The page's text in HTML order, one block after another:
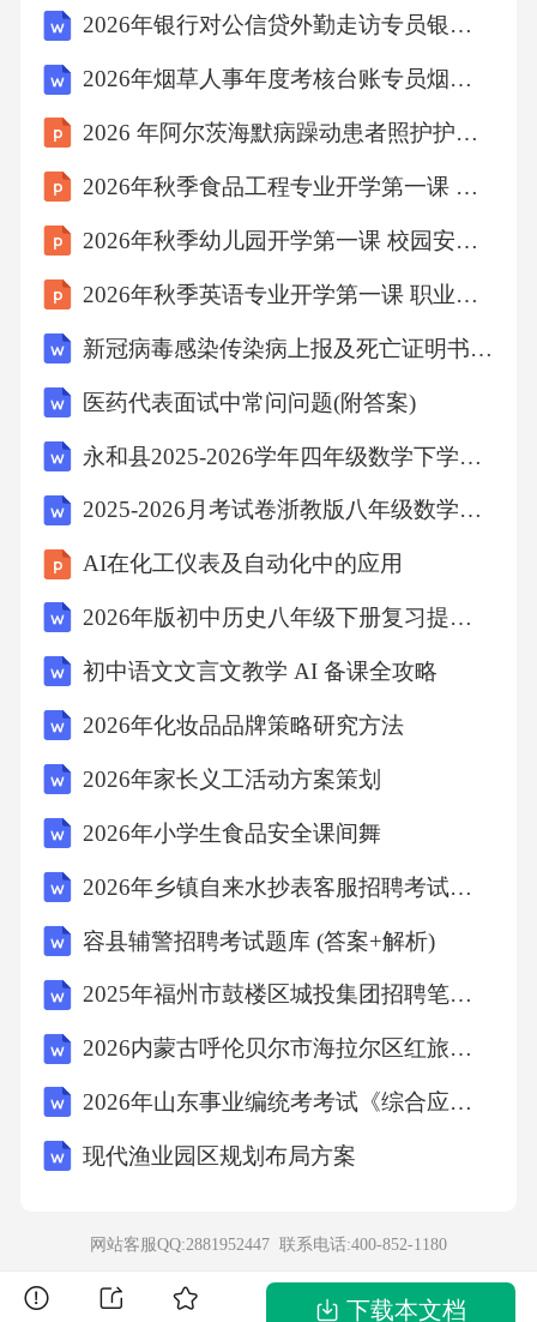
长的绳子围成一个长方形，长方形的周长是80
的周长也是80厘米，再根据正方形的边长＝周
长÷4，解答即可。【解答】解：用一根80厘米
长的绳子围成一个长方形，长方形的周长是80
厘米，80÷4＝20（厘米）答：用一根80厘米长
米，如果用它围成一个正方形，正方形的边长
是20厘米。故答案为：80、20。【点评】此题
考查了长方形、正方形的周长公式的灵活应
用。4、两【分析】被除数最高位小于除数8，
不够除，所以商是两位数。【详解】658÷8中，
6＜8；所以商是两位数。【点睛】三位数除以
一位数，被除数最高位上的数大于或等于除
数，所得的商是三位数，否则是两位数。5、16
后代入数据解决问题。【详解】4×4=16（分
米）答：它的周长是16分米。故答案为16分米
6、【分析】分母是分子的6倍，则分母比分子
多分子的5倍。根据题意可知，分母比分子多1
0，则分子的5倍是10，分子是10÷5＝2。进而求
出分母，写出这个分数。【详解】10÷（6－1）
＝10÷5＝22×6＝12则这个分数是。【点睛】抓
住多几倍与多的数值之间的对应关系是解决本
厘米的小正方形拼成一个正方形时周长最短，
这是正方形的边长为4厘米，周长为4×4＝16厘
米。【详解】用16个边长是1厘米的小正方形拼
短，周长是16厘米。【点睛】拼成正方形的周
2026年银行对公信贷外勤走访专员银行招聘考试笔试试题（含答案）
2026年烟草人事年度考核台账专员烟草公司招聘考试笔试试题（含答案）
2026 年阿尔茨海默病躁动患者照护护理方案
2026年秋季食品工程专业开学第一课 专业精神与文化传承讲座方案
2026年秋季幼儿园开学第一课 校园安全与自我保护
2026年秋季英语专业开学第一课 职业发展前景分析
新冠病毒感染传染病上报及死亡证明书培训考核试题(含答案)
医药代表面试中常问问题(附答案)
永和县2025-2026学年四年级数学下学期期中教学质量检测模拟试题含解析
2025-2026月考试卷浙教版八年级数学上册期末数学测试仿真冲刺卷（二）（原卷版）
AI在化工仪表及自动化中的应用
2026年版初中历史八年级下册复习提纲（表格型）
初中语文文言文教学 AI 备课全攻略
2026年化妆品品牌策略研究方法
2026年家长义工活动方案策划
2026年小学生食品安全课间舞
2026年乡镇自来水抄表客服招聘考试笔试试题（含答案）
容县辅警招聘考试题库 (答案+解析)
2025年福州市鼓楼区城投集团招聘笔试历年参考题库（含答案详解）
2026内蒙古呼伦贝尔市海拉尔区红旅文化旅游开发有限责任公司下属四家子公司招聘23人考试参考题库及答案详解
2026年山东事业编统考考试《综合应用能力》真题及答案解析
现代渔业园区规划布局方案
网站客服QQ:2881952447 联系电话:400-852-1180
下载本文档